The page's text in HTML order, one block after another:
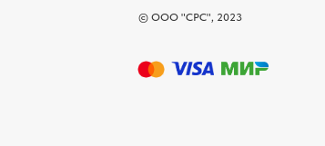
© ООО "СРС", 2023